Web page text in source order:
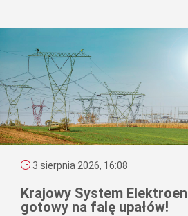
3 sierpnia 2026, 16:08
Krajowy System
gotowy na falę upałów!